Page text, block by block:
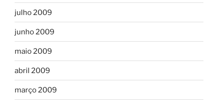
julho 2009
junho 2009
maio 2009
abril 2009
março 2009